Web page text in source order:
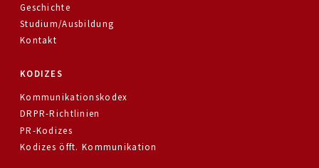
Geschichte
Studium/Ausbildung
Kontakt
KODIZES
Kommunikationskodex
DRPR-Richtlinien
PR-Kodizes
Kodizes öfft. Kommunikation